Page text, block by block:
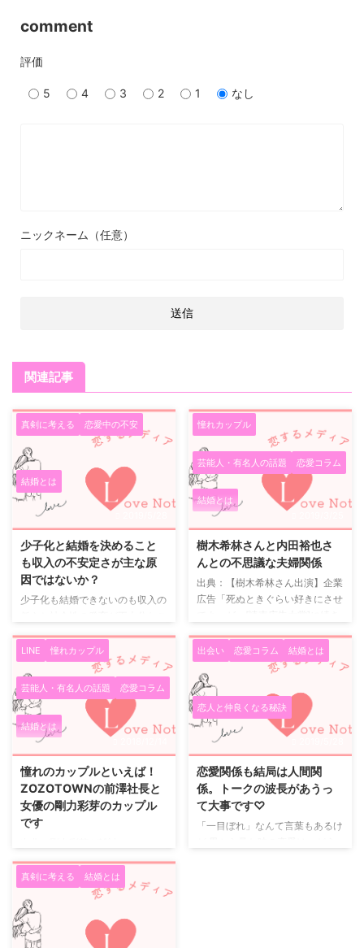
comment
評価
5 4 3 2 1 なし
ニックネーム（任意）
関連記事
真剣に考える 恋愛中の不安
結婚とは
少子化と結婚を決めること
も収入の不安定さが主な原
因ではないか？
少子化も結婚できないのも収入の
とが主な原因ではないか？ 少子
化と結婚については別々に考慮す
る必要があると考えます。 私は
どちらも木の枝先のことであるよ
うに感じます。 「そのような現
象に必然となっていったのだ」と
考えます。 両方の原因を結論か
ら表現するとすれば、労働による
収入の低さが根幹にあたる主な原
因ではないかと推測します。 少
子化だから結婚がしにくいなども
結婚を決めるひとつの要因である
ようにも窺えますが、そのことが
どういうことか？」が理解されて
...
憧れカップル
芸能人・有名人の話題 恋愛コラム
結婚とは
樹木希林さんと内田裕也さ
んとの不思議な夫婦関係
出典：【樹木希林さん出演】企業
広告「死ぬときぐらい好きにさせ
企業として、いま、社会に伝えた
いメッセージを企業広告に ～ 樹
木希林さんと内田裕也さんとの関
係 ずっと、不思議な夫婦関係だ
と思っていた樹木希林さんと内田
裕也さんとの関係。 子どもの頃
から大好きだった樹木希林さん
いんだろう？ と子ども心にも不
思議に思っていました。 おそら
く私だけでは無く、多くの人が同
じ様に思っていたと思います。
LINE 憧れカップル
芸能人・有名人の話題 恋愛コラム
結婚とは
憧れのカップルといえば！
ZOZOTOWNの前澤社長と
女優の剛力彩芽のカップル
です
「OCEANS」に登場 有言実行し
てきた芸能活動15年触りたくなる
背中も披露。「#TATERUガール
ズ」で語る仕事とプライベート
女優と起業家のカップル 最近は
ジャニーズや俳優よりも、起業家
出会い 恋愛コラム 結婚とは
恋人と仲良くなる秘訣
恋愛関係も結局は人間関
係。トークの波長があうっ
て大事です♡
「一目ぼれ」なんて言葉もあるけ
真剣に考える 結婚とは